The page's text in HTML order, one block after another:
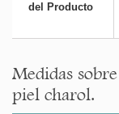
del Producto
Medidas
piel charol.